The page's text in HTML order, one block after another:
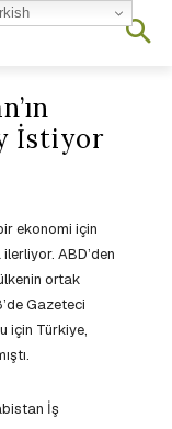
İstiyor
ekonomi için
ABD’den
ortak
Gazeteci
için Türkiye,
İş